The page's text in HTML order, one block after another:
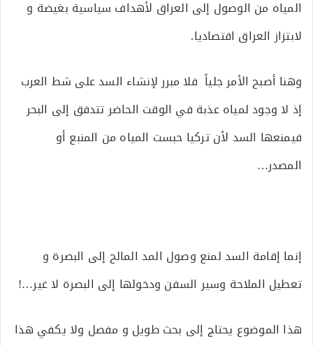
المياه من الوصول إلى العراق لأهداف سياسية بغيضة و
لابتزاز العراق اقتصاديا.
وهنا أصبح الأمر جلياً فلا مبرر لإنشاء السد على شط العرب
إذ لا وجود لمياه عذبة في الوقت الحاضر تتدفق إلى البحر
فيمنعها السد لأن تركيا حبست المياه من المنبع أو
المصدر…
إنما إقامة السد لمنع وصول المد المالح إلى البصرة و
تعطيل الملاحة وسير السفن ودخولها إلى البصرة لا غير…!
هذا الموضوع يحتاج إلى بحث طويل و مفصل ولا يكفي هذا